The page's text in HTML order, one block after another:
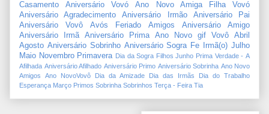
Casamento
Aniversário Vovó Ano Novo Amiga Filha
Vovó
Aniversário Agradecimento
Aniversário Irmão
Aniversário Pai
Aniversário Vovô
Avós Feriado Amigos
Aniversário Amigo
Aniversário Irmã
Aniversário Prima Ano Novo gif Vovô
Abril
Agosto Aniversário Sobrinho Aniversário Sogra Fe Irmã(o) Julho
Maio Novembro Primavera Dia da Sogra Filhos Junho Prima Verdade - A
Afilhada Aniversário Afilhado Aniversário Primo Aniversário Sobrinha Ano Novo
Amigos
Ano NovoVovô Dia da Amizade Dia das Irmãs
Dia do Trabalho
Esperança Março Primos Sobrinha Sobrinhos Terça - Feira Tia